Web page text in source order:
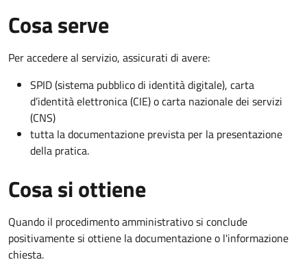
Cosa serve
Per accedere al servizio, assicurati di avere:
SPID (sistema pubblico di identità digitale), carta
d’identità elettronica (CIE) o carta nazionale dei servizi
(CNS)
tutta la documentazione prevista per la presentazione
della pratica.
Cosa si ottiene
Quando il procedimento amministrativo si conclude
positivamente si ottiene la documentazione o l'informazione
chiesta.